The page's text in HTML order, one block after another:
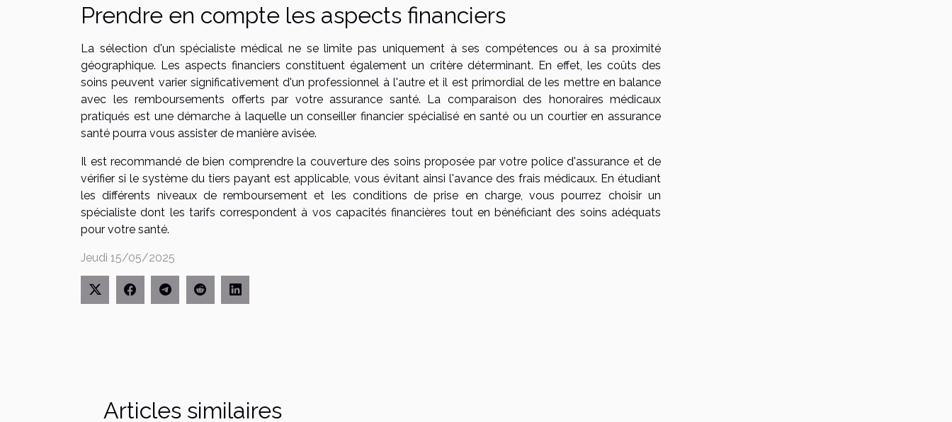
Prendre en compte les aspects financiers
La sélection d'un spécialiste médical ne se limite pas uniquement à ses compétences ou à sa proximité
géographique. Les aspects financiers constituent également un critère déterminant. En effet, les coûts des
soins peuvent varier significativement d'un professionnel à l'autre et il est primordial de les mettre en balance
avec les remboursements offerts par votre assurance santé. La comparaison des honoraires médicaux
pratiqués est une démarche à laquelle un conseiller financier spécialisé en santé ou un courtier en assurance
santé pourra vous assister de manière avisée.
Il est recommandé de bien comprendre la couverture des soins proposée par votre police d'assurance et de
vérifier si le système du tiers payant est applicable, vous évitant ainsi l'avance des frais médicaux. En étudiant
les différents niveaux de remboursement et les conditions de prise en charge, vous pourrez choisir un
spécialiste dont les tarifs correspondent à vos capacités financières tout en bénéficiant des soins adéquats
pour votre santé.
Jeudi 15/05/2025
Articles similaires